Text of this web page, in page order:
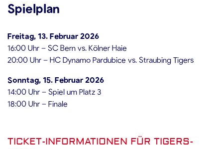
Spielplan
Freitag, 13. Februar 2026
16:00 Uhr – SC Bern vs. Kölner Haie
20:00 Uhr – HC Dynamo Pardubice vs. Straubing Tigers
Sonntag, 15. Februar 2026
14:00 Uhr – Spiel um Platz 3
18:00 Uhr – Finale
TICKET-INFORMATIONEN FÜR TIGERS-